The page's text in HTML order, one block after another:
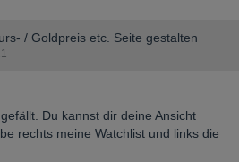
/ Goldpreis etc. Seite gestalten
Du kannst dir deine Ansicht
rechts meine Watchlist und links die